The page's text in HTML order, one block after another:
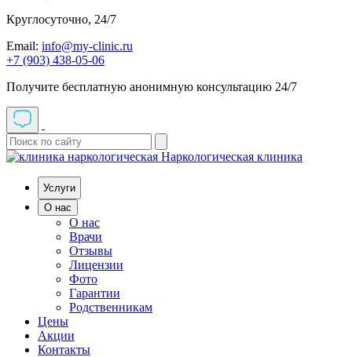
Круглосуточно, 24/7
Email: info@my-clinic.ru
+7 (903) 438-05-06
Получите бесплатную анонимную консультацию 24/7
Наркологическая клиника
Услуги
О нас
О нас
Врачи
Отзывы
Лицензии
Фото
Гарантии
Родственникам
Цены
Акции
Контакты